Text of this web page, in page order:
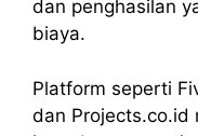
dan penghasilan
biaya.
Platform seperti
dan Projects.co.id